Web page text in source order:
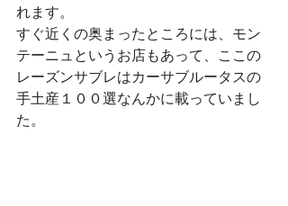
れます。
すぐ近くの奥まったところには、モン
テーニュというお店もあって、ここの
レーズンサブレはカーサブルータスの
手土産１００選なんかに載っていまし
た。